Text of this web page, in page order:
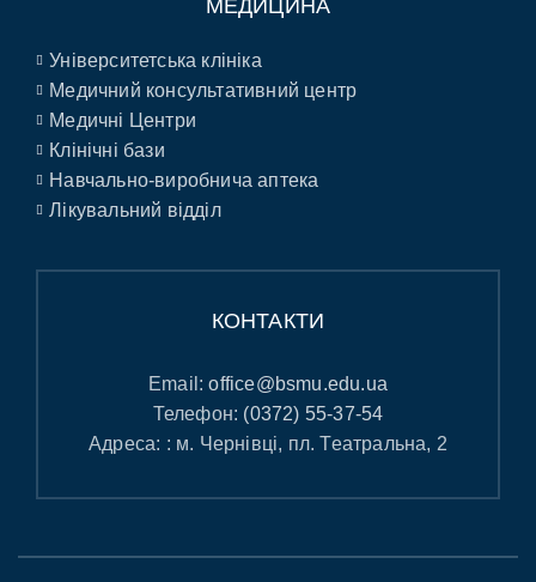
МЕДИЦИНА
Університетська клініка
Медичний консультативний центр
Медичні Центри
Клінічні бази
Навчально-виробнича аптека
Лікувальний відділ
КОНТАКТИ
Email:office@bsmu.edu.ua
Телефон: (0372) 55-37-54
Адреса: : м. Чернівці, пл. Театральна, 2